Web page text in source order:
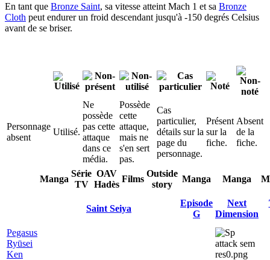
En tant que Bronze Saint, sa vitesse atteint Mach 1 et sa Bronze
Cloth peut endurer un froid descendant jusqu'à -150 degrés Celsius
avant de se briser.
Personnage
absent
Utilisé.
Ne
possède
pas cette
attaque
dans ce
média.
Possède
cette
attaque,
mais ne
s'en sert
pas.
Cas
particulier,
détails sur la
page du
personnage.
Présent
sur la
fiche.
Absent
de la
fiche.
Manga
Série
TV
OAV
Hadès
Films
Outside
story
Manga Manga
Saint Seiya
Episode
G
Next
Dimension
Pegasus
Ryūsei
Ken